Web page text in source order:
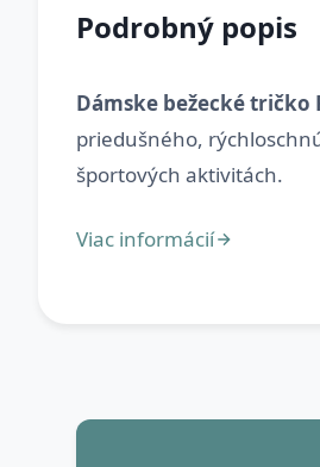
Podrobný popis
Dámske bežecké tričko
priedušného,